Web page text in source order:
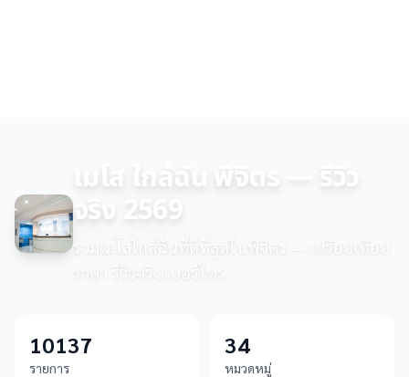
เมโส ใกล้ฉัน พิจิตร — รีวิว
จริง 2569
รวมเมโสใกล้ฉันที่ดีที่สุดในพิจิตร — เปรียบเทียบ
ราคา รีวิวจริง เบอร์โทร
10137
รายการ
34
หมวดหมู่